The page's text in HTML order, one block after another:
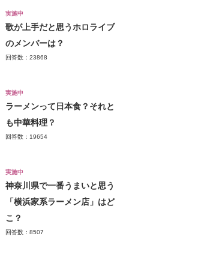
実施中
歌が上手だと思うホロライブ
のメンバーは？
回答数：23868
実施中
ラーメンって日本食？それと
も中華料理？
回答数：19654
実施中
神奈川県で一番うまいと思う
「横浜家系ラーメン店」はど
こ？
回答数：8507